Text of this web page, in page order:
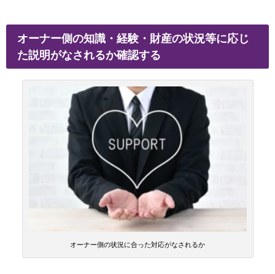
オーナー側の知識・経験・財産の状況等に応じ
た説明がなされるか確認する
オーナー側の状況に合った対応がなされるか